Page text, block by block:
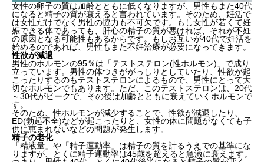
女性の卵子の質は加齢とともに低くなりますが、男性もまた40代
になると精子の質が衰えると言われています。そのため、妊活で
は女性だけでなく男性の協力も不可欠です。もし女性が若くて妊
娠できる体であっても、肝心の精子の質が悪ければ、それが不妊
の原因となる可能性もあるからです。もしお互いが40代で妊活を
始めるのであれば、男性もまた不妊治療が必要になってきます。
性欲が減退
男性のホルモンの95％は「テストステロン(性ホルモン)」で成り
立っています。男性の体つきががっしりとしていたり、性欲が起
こったりするのもテストステロンによるもので、男性にとって大
切なホルモンでもあります。ただ、このテストステロンは、20代
～30代がピークで、その後は加齢とともに衰えていくホルモンで
す。
そのため、性ホルモンが減少することで、性欲が減退したり、
ED(勃起不全)などが起こったりと、女性の体に問題がなくても子
供に恵まれないなどの問題が発生します。
精子の老化
「精液量」や「精子運動率」は精子の質を計るうえでの基準にな
りますが、とくに精子運動率は45歳を超えると急激に衰えます。